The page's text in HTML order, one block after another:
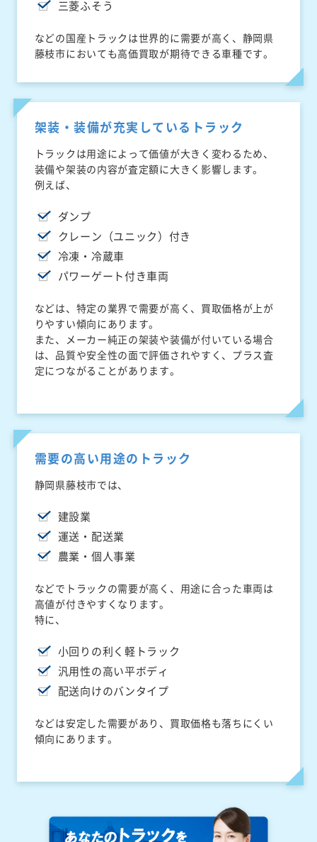
三菱ふそう
などの国産トラックは世界的に需要が高く、静岡県
藤枝市においても高価買取が期待できる車種です。
架装・装備が充実しているトラック
トラックは用途によって価値が大きく変わるため、
装備や架装の内容が査定額に大きく影響します。
例えば、
ダンプ
クレーン（ユニック）付き
冷凍・冷蔵車
パワーゲート付き車両
などは、特定の業界で需要が高く、買取価格が上が
りやすい傾向にあります。
また、メーカー純正の架装や装備が付いている場合
は、品質や安全性の面で評価されやすく、プラス査
定につながることがあります。
需要の高い用途のトラック
静岡県藤枝市では、
建設業
運送・配送業
農業・個人事業
などでトラックの需要が高く、用途に合った車両は
高値が付きやすくなります。
特に、
小回りの利く軽トラック
汎用性の高い平ボディ
配送向けのバンタイプ
などは安定した需要があり、買取価格も落ちにくい
傾向にあります。